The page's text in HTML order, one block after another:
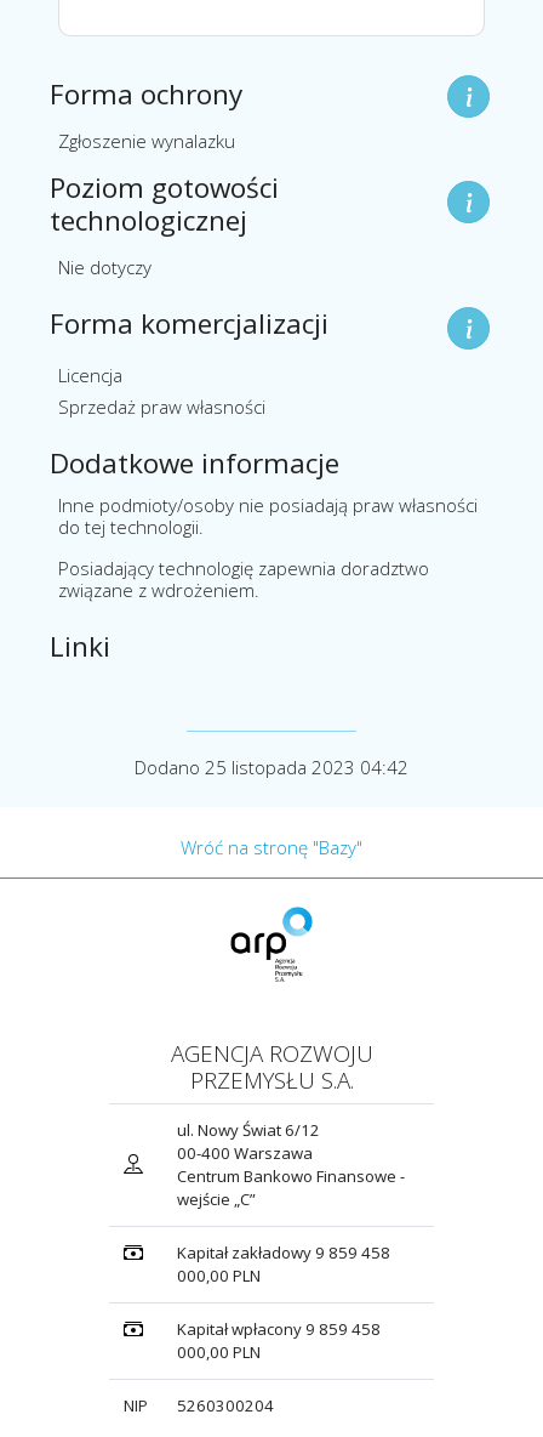
Forma ochrony
Zgłoszenie wynalazku
Poziom gotowości
technologicznej
Nie dotyczy
Forma komercjalizacji
Licencja
Sprzedaż praw własności
Dodatkowe informacje
Inne podmioty/osoby nie posiadają praw własności
do tej technologii.
Posiadający technologię zapewnia doradztwo
związane z wdrożeniem.
Linki
Dodano 25 listopada 2023 04:42
Wróć na stronę "Bazy"
AGENCJA ROZWOJU
PRZEMYSŁU S.A.
ul. Nowy Świat 6/12
00-400 Warszawa
Centrum Bankowo Finansowe -
wejście „C”
Kapitał zakładowy 9 859 458
000,00 PLN
Kapitał wpłacony 9 859 458
000,00 PLN
NIP 5260300204